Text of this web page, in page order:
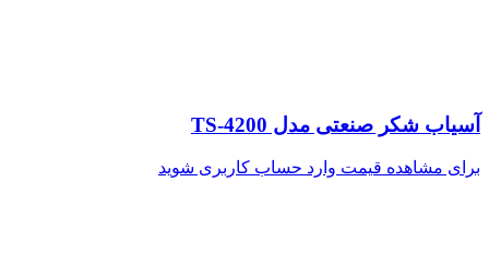
آسیاب شکر صنعتی مدل TS-4200
برای مشاهده قیمت وارد حساب کاربری شوید